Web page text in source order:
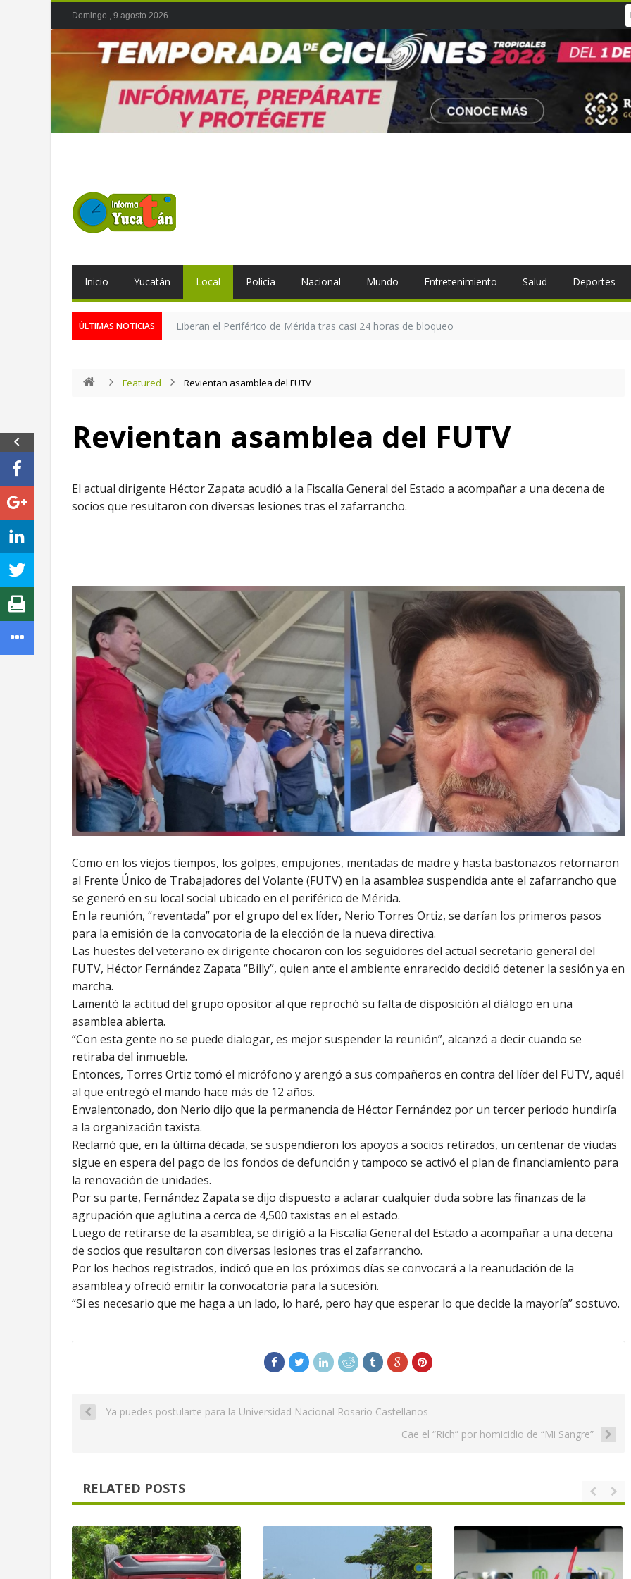
Domingo , 9 agosto 2026
Inicio Yucatán Local Policía Nacional Mundo Entretenimiento Salud Deportes
ÚLTIMAS NOTICIAS Liberan el Periférico de Mérida tras casi 24 horas de bloqueo
Featured Revientan asamblea del FUTV
Revientan asamblea del FUTV
El actual dirigente Héctor Zapata acudió a la Fiscalía General del Estado a acompañar a una decena de
socios que resultaron con diversas lesiones tras el zafarrancho.
Como en los viejos tiempos, los golpes, empujones, mentadas de madre y hasta bastonazos retornaron
al Frente Único de Trabajadores del Volante (FUTV) en la asamblea suspendida ante el zafarrancho que
se generó en su local social ubicado en el periférico de Mérida.
En la reunión, “reventada” por el grupo del ex líder, Nerio Torres Ortiz, se darían los primeros pasos
para la emisión de la convocatoria de la elección de la nueva directiva.
Las huestes del veterano ex dirigente chocaron con los seguidores del actual secretario general del
FUTV, Héctor Fernández Zapata “Billy”, quien ante el ambiente enrarecido decidió detener la sesión ya en
marcha.
Lamentó la actitud del grupo opositor al que reprochó su falta de disposición al diálogo en una
asamblea abierta.
“Con esta gente no se puede dialogar, es mejor suspender la reunión”, alcanzó a decir cuando se
retiraba del inmueble.
Entonces, Torres Ortiz tomó el micrófono y arengó a sus compañeros en contra del líder del FUTV, aquél
al que entregó el mando hace más de 12 años.
Envalentonado, don Nerio dijo que la permanencia de Héctor Fernández por un tercer periodo hundiría
a la organización taxista.
Reclamó que, en la última década, se suspendieron los apoyos a socios retirados, un centenar de viudas
sigue en espera del pago de los fondos de defunción y tampoco se activó el plan de financiamiento para
la renovación de unidades.
Por su parte, Fernández Zapata se dijo dispuesto a aclarar cualquier duda sobre las finanzas de la
agrupación que aglutina a cerca de 4,500 taxistas en el estado.
Luego de retirarse de la asamblea, se dirigió a la Fiscalía General del Estado a acompañar a una decena
de socios que resultaron con diversas lesiones tras el zafarrancho.
Por los hechos registrados, indicó que en los próximos días se convocará a la reanudación de la
asamblea y ofreció emitir la convocatoria para la sucesión.
“Si es necesario que me haga a un lado, lo haré, pero hay que esperar lo que decide la mayoría” sostuvo.
Ya puedes postularte para la Universidad Nacional Rosario Castellanos
Cae el “Rich” por homicidio de “Mi Sangre”
RELATED POSTS